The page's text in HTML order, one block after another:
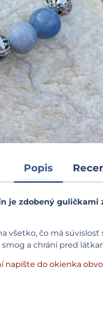
Popis
je zdobený guličkami
všetko, čo má
a chráni pred
napíšte do okienka